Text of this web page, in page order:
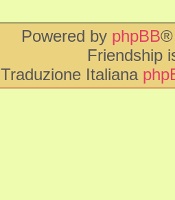
Powered by phpBB®
Friendship
Traduzione Italiana